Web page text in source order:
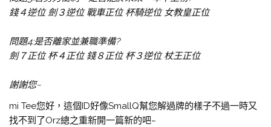
錢４逆位 劍３逆位 戰車正位 杯騎逆位 女教皇正位
問題4:是否離家並兼職準備?
劍７正位 杯４正位 錢８正位 杯３逆位 杖王正位
謝謝您~
mi Tee您好，這個ID好像SmallQ幫您解過牌的樣子不過一時又
找不到了Orz總之重新開一篇新的吧~